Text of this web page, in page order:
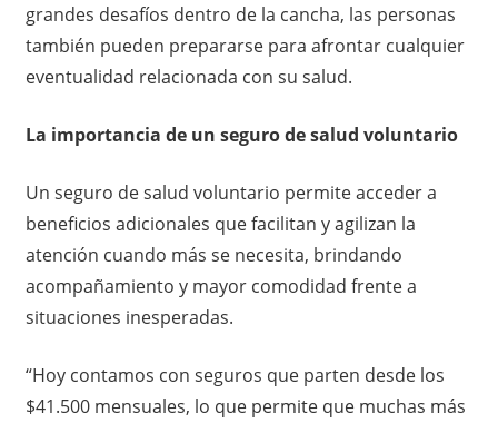
grandes desafíos dentro de la cancha, las personas
también pueden prepararse para afrontar cualquier
eventualidad relacionada con su salud.
La importancia de un seguro de salud voluntario
Un seguro de salud voluntario permite acceder a
beneficios adicionales que facilitan y agilizan la
atención cuando más se necesita, brindando
acompañamiento y mayor comodidad frente a
situaciones inesperadas.
“Hoy contamos con seguros que parten desde los
$41.500 mensuales, lo que permite que muchas más